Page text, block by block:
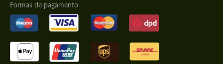
Formas de pagamento